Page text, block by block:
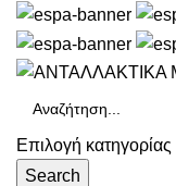
Επιλογή κατηγορίας
Search